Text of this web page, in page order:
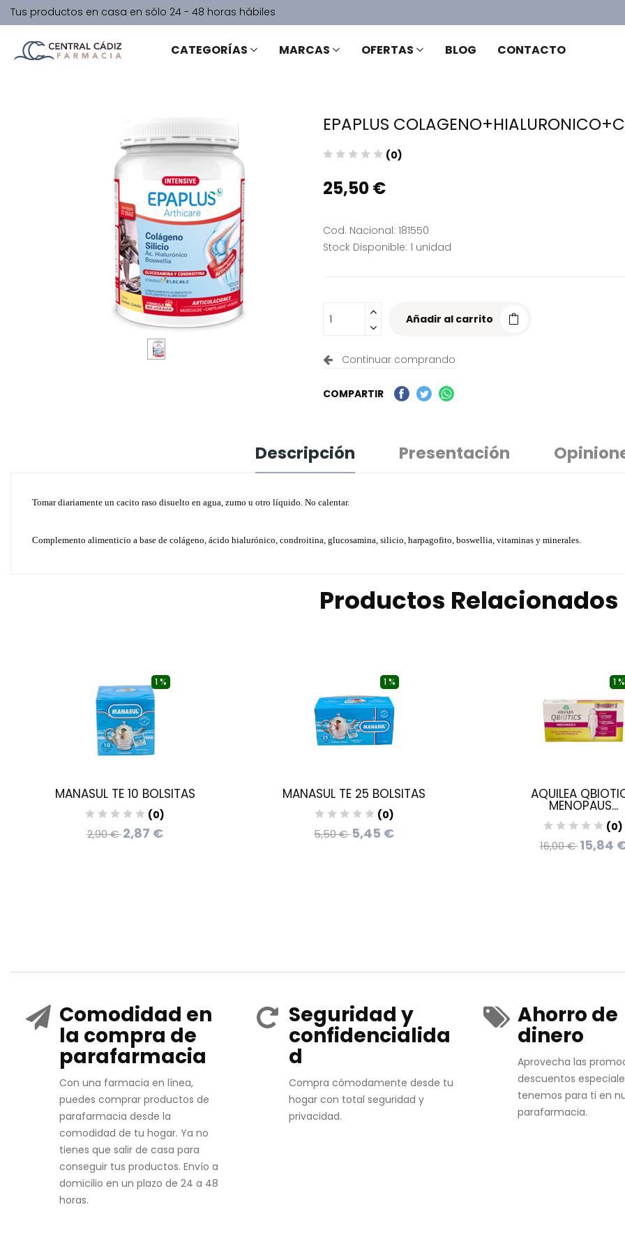
Tus productos en casa en sólo 24 - 48 horas hábiles
CATEGORÍAS MARCAS OFERTAS BLOG CONTACTO
EPAPLUS
(0)
25,50 €
Cod. Nacional: 181550
Stock Disponible: 1 unidad
Añadir al carrito
Continuar comprando
COMPARTIR
Descripción Presentación
Tomar diariamente un cacito raso disuelto en agua, zumo u otro líquido. No calentar.
Complemento alimenticio a base de colágeno, ácido hialurónico, condroitina, glucosamina, silicio, harpagofito, boswellia, vitaminas y minerales.
Productos Relacionados
1 %
MANASUL TE 10 BOLSITAS
(0)
2,90 €2,87 €
1 %
MANASUL TE 25 BOLSITAS
(0)
5,50 €5,45 €
1 %
AQUILEA
MENOPAUS...
(0)
16,00 €15,84
Comodidad en
la compra de
parafarmacia
Con una farmacia en línea,
puedes comprar productos de
parafarmacia desde la
comodidad de tu hogar. Ya no
tienes que salir de casa para
conseguir tus productos. Envío a
domicilio en un plazo de 24 a 48
horas.
Seguridad y
confidencialida
d
Compra cómodamente desde tu
hogar con total seguridad y
privacidad.
Ahorro de
dinero
Aprovecha las
descuentos
tenemos para ti en
parafarmacia.